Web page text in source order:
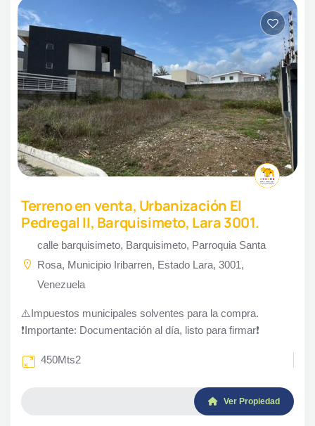
Terreno en venta, Urbanización El
Pedregal II, Barquisimeto, Lara 3001.
calle barquisimeto, Barquisimeto, Parroquia Santa
Rosa, Municipio Iribarren, Estado Lara, 3001,
Venezuela
⚠️Impuestos municipales solventes para la compra.
❗Importante: Documentación al día, listo para firmar❗
450Mts2
Ver Propiedad